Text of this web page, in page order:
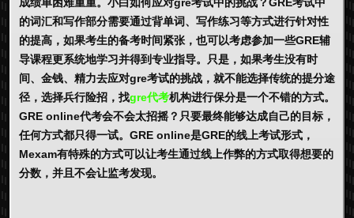
的词汇和写作部分需要通过背单词、写作练习等方式进行针对性
的提高，如果考生的备考时间紧张，也可以考虑参加一些GRE辅
导课程更系统地学习并得到专业指导。只是，如果考生没有时
间、金钱、精力去应对gre考试的挑战，就不能选择传统的提分途
径，选择兵行险招，找gre代考机构进行保分是一个不错的方式。
GRE online代考会不会太招摇？只要最终能够达成自己的目标，
任何方式都只得一试。GRE online是GRE的线上考试形式，
Mexam有特殊的方式可以让考生通过线上作弊的方式取得想要的
分数，并且不会让监考发现。